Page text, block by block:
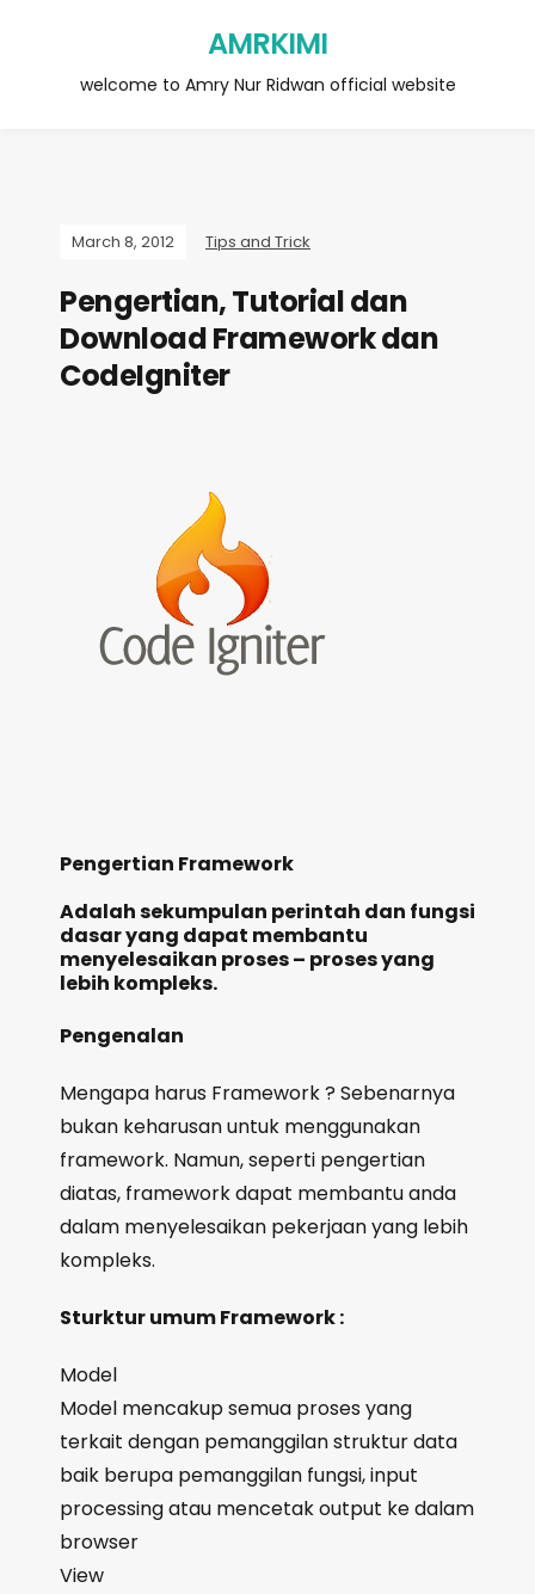
AMRKIMI
welcome to Amry Nur Ridwan official website
March 8, 2012 Tips and Trick
Pengertian, Tutorial dan
Download Framework dan
CodeIgniter
Pengertian Framework
Adalah sekumpulan perintah dan fungsi
dasar yang dapat membantu
menyelesaikan proses – proses yang
lebih kompleks.
Pengenalan
Mengapa harus Framework ? Sebenarnya
bukan keharusan untuk menggunakan
framework. Namun, seperti pengertian
diatas, framework dapat membantu anda
dalam menyelesaikan pekerjaan yang lebih
kompleks.
Sturktur umum Framework :
Model
Model mencakup semua proses yang
terkait dengan pemanggilan struktur data
baik berupa pemanggilan fungsi, input
processing atau mencetak output ke dalam
browser
View